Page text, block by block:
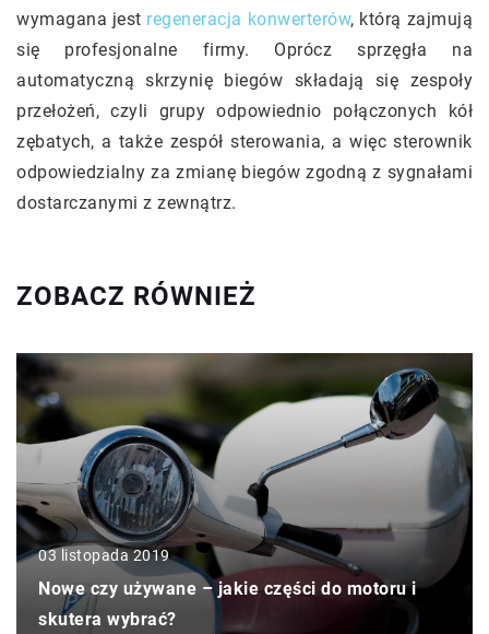
wymagana jest regeneracja konwerterów, którą zajmują
się profesjonalne firmy. Oprócz sprzęgła na
automatyczną skrzynię biegów składają się zespoły
przełożeń, czyli grupy odpowiednio połączonych kół
zębatych, a także zespół sterowania, a więc sterownik
odpowiedzialny za zmianę biegów zgodną z sygnałami
dostarczanymi z zewnątrz.
ZOBACZ RÓWNIEŻ
03 listopada 2019
Nowe czy używane – jakie części do motoru i
skutera wybrać?